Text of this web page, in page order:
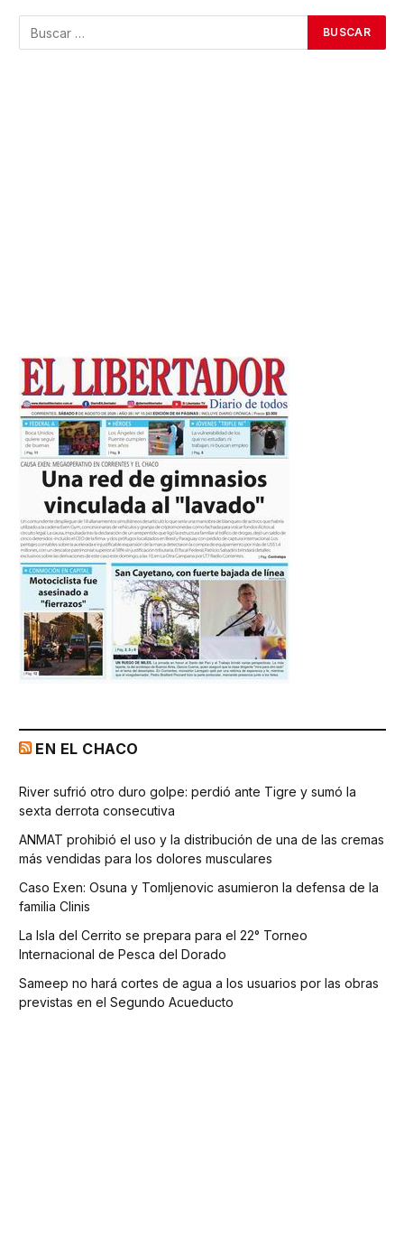
EN EL CHACO
River sufrió otro duro golpe: perdió ante Tigre y sumó la
sexta derrota consecutiva
ANMAT prohibió el uso y la distribución de una de las cremas
más vendidas para los dolores musculares
Caso Exen: Osuna y Tomljenovic asumieron la defensa de la
familia Clinis
La Isla del Cerrito se prepara para el 22° Torneo
Internacional de Pesca del Dorado
Sameep no hará cortes de agua a los usuarios por las obras
previstas en el Segundo Acueducto